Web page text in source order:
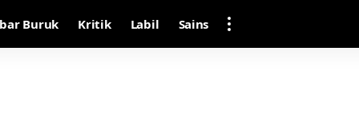
Buruk Kritik Labil Sains